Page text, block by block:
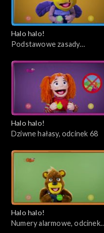
Halo halo!
Podstawowe zasady
70
Halo halo!
Dziwne hałasy, odcinek 68
Halo halo!
Numery alarmowe, odcinek